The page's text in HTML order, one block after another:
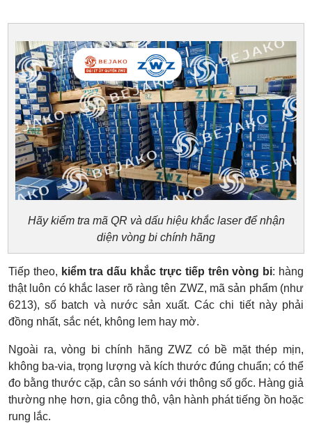
Hãy kiểm tra mã QR và dấu hiệu khắc laser để nhận
diện vòng bi chính hãng
Tiếp theo, kiểm tra dấu khắc trực tiếp trên vòng bi: hàng
thật luôn có khắc laser rõ ràng tên ZWZ, mã sản phẩm (như
6213), số batch và nước sản xuất. Các chi tiết này phải
đồng nhất, sắc nét, không lem hay mờ.
Ngoài ra, vòng bi chính hãng ZWZ có bề mặt thép mịn,
không ba-via, trọng lượng và kích thước đúng chuẩn; có thể
đo bằng thước cặp, cân so sánh với thông số gốc. Hàng giả
thường nhẹ hơn, gia công thô, vận hành phát tiếng ồn hoặc
rung lắc.